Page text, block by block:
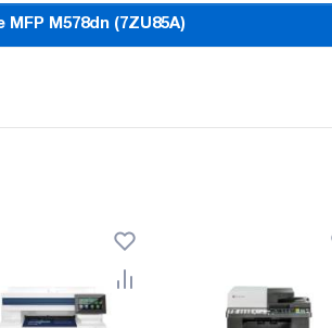
M578dn (7ZU85A)